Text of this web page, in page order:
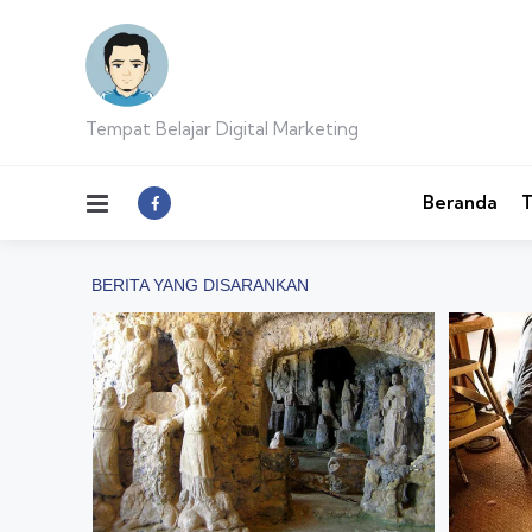
Tempat Belajar Digital Marketing
Menu Beranda